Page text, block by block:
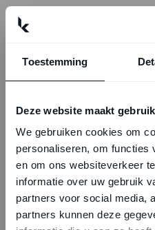
Toestemming
Deze website maakt
We gebruiken cookies om
personaliseren, om functies
en om ons websiteverkeer
informatie over uw gebruik
partners voor social media,
partners kunnen deze
Maandag-vrijdag:
08:00 - 12:30
Zomersluiting
In verband met de
gesloten van 1
Vanaf maandag 17